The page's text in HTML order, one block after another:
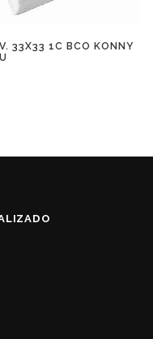
33X33 1C BCO KONNY